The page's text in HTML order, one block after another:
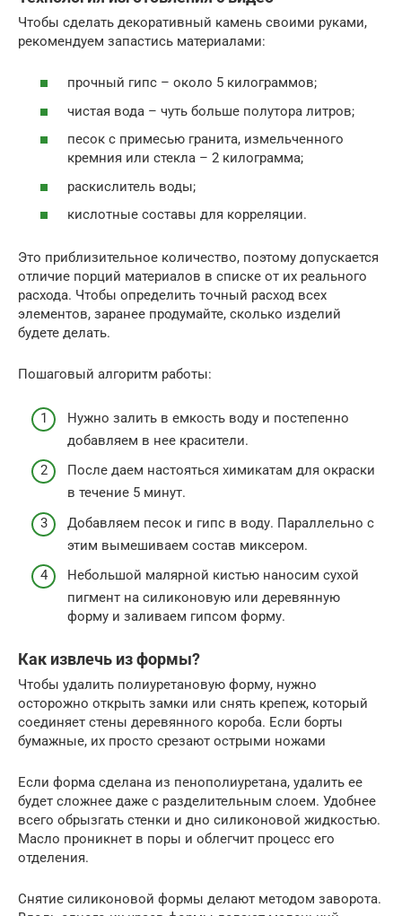
Чтобы сделать декоративный камень своими руками,
рекомендуем запастись материалами:
прочный гипс – около 5 килограммов;
чистая вода – чуть больше полутора литров;
песок с примесью гранита, измельченного
кремния или стекла – 2 килограмма;
раскислитель воды;
кислотные составы для корреляции.
Это приблизительное количество, поэтому допускается
отличие порций материалов в списке от их реального
расхода. Чтобы определить точный расход всех
элементов, заранее продумайте, сколько изделий
будете делать.
Пошаговый алгоритм работы:
Нужно залить в емкость воду и постепенно
добавляем в нее красители.
После даем настояться химикатам для окраски
в течение 5 минут.
Добавляем песок и гипс в воду. Параллельно с
этим вымешиваем состав миксером.
Небольшой малярной кистью наносим сухой
пигмент на силиконовую или деревянную
форму и заливаем гипсом форму.
Как извлечь из формы?
Чтобы удалить полиуретановую форму, нужно
осторожно открыть замки или снять крепеж, который
соединяет стены деревянного короба. Если борты
бумажные, их просто срезают острыми ножами
Если форма сделана из пенополиуретана, удалить ее
будет сложнее даже с разделительным слоем. Удобнее
всего обрызгать стенки и дно силиконовой жидкостью.
Масло проникнет в поры и облегчит процесс его
отделения.
Снятие силиконовой формы делают методом заворота.